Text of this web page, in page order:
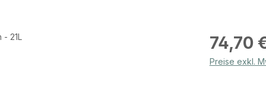
Regulärer
74,70
Preise exkl.